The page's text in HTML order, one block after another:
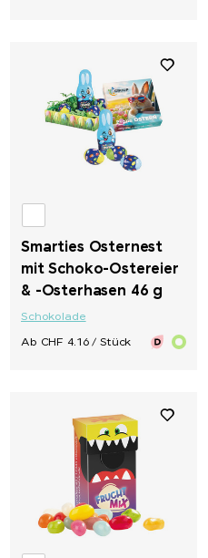
Smarties Osternest
mit Schoko-Ostereier
& -Osterhasen 46 g
Schokolade
Ab CHF 4.16 / Stück